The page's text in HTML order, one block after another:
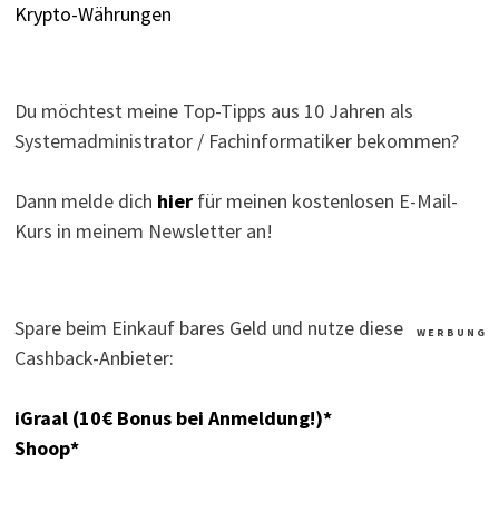
Krypto-Währungen
Du möchtest meine Top-Tipps aus 10 Jahren als
Systemadministrator / Fachinformatiker bekommen?
Dann melde dich hierfür meinen kostenlosen E-Mail-
Kurs in meinem Newsletter an!
W E R B U N G
Spare beim Einkauf bares Geld und nutze diese
Cashback-Anbieter:
iGraal (10€ Bonus bei Anmeldung!)*
Shoop*